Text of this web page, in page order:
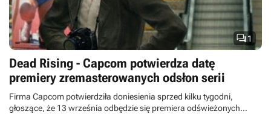
1
Dead Rising - Capcom potwierdza datę
premiery zremasterowanych odsłon serii
Firma Capcom potwierdziła doniesienia sprzed kilku tygodni,
głoszące, że 13 września odbędzie się premiera odświeżonych